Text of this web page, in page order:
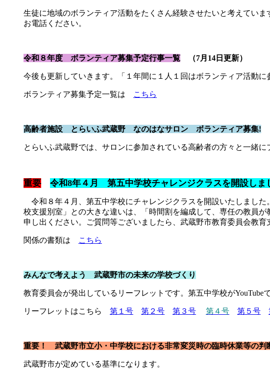
生徒に地域のボランティア活動をたくさん経験させたいと考えてい
お電話ください。
令和８年度 ボランティア募集予定行事一覧 （7月14日更新）
今後も更新していきます。「１年間に１人１回はボランティア活動に
ボランティア募集予定一覧は こちら
高齢者施設 とらいふ武蔵野 なのはなサロン ボランティア募集!
とらいふ武蔵野では、サロンに参加されている高齢者の方々と一
重要 令和8年４月 第五中学校チャレンジクラスを開設しま
令和８年４月、第五中学校にチャレンジクラスを開設いたしまし
校支援別室」との大きな違いは、「時間割を編成して、専任の教員
申し出ください。ご質問等ございましたら、武蔵野市教育委員会教
関係の書類は こちら
みんなで考えよう 武蔵野市の未来の学校づくり
教育委員会が発出しているリーフレットです。第五中学校がYouTube
リーフレットはこちら 第１号 第２号 第３号 第４号 第５号
重要！ 武蔵野市立小・中学校における非常変災時の臨時休業等の判
武蔵野市が定めている基準になります。